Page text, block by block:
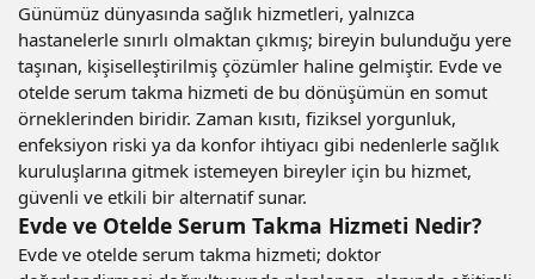
Günümüz dünyasında sağlık hizmetleri, yalnızca
hastanelerle sınırlı olmaktan çıkmış; bireyin bulunduğu yere
taşınan, kişiselleştirilmiş çözümler haline gelmiştir. Evde ve
otelde serum takma hizmeti de bu dönüşümün en somut
örneklerinden biridir. Zaman kısıtı, fiziksel yorgunluk,
enfeksiyon riski ya da konfor ihtiyacı gibi nedenlerle sağlık
kuruluşlarına gitmek istemeyen bireyler için bu hizmet,
güvenli ve etkili bir alternatif sunar.
Evde ve Otelde Serum Takma Hizmeti Nedir?
Evde ve otelde serum takma hizmeti; doktor